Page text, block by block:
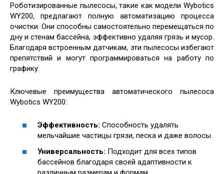
Роботизированные пылесосы, такие как модели Wybotics
WY200, предлагают полную автоматизацию процесса
очистки. Они способны самостоятельно перемещаться по
дну и стенам бассейна, эффективно удаляя грязь и мусор.
Благодаря встроенным датчикам, эти пылесосы избегают
препятствий и могут программироваться на работу по
графику.
Ключевые преимущества автоматического пылесоса
Wybotics WY200:
Эффективность: Способность удалять
мельчайшие частицы грязи, песка и даже волосы.
Универсальность: Подходит для всех типов
бассейнов благодаря своей адаптивности к